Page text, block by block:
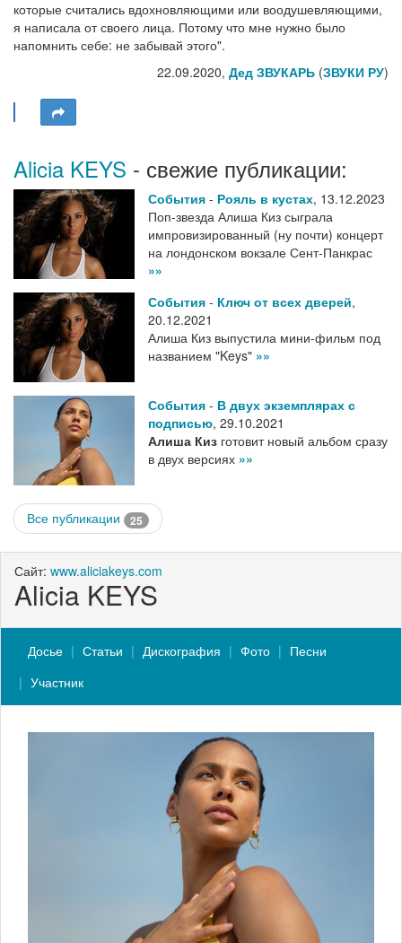
которые считались вдохновляющими или воодушевляющими,
я написала от своего лица. Потому что мне нужно было
напомнить себе: не забывай этого".
22.09.2020, Дед ЗВУКАРЬ (ЗВУКИ РУ)
Alicia KEYS - свежие публикации:
События - Рояль в кустах, 13.12.2023
Поп-звезда Алиша Киз сыграла
импровизированный (ну почти) концерт
на лондонском вокзале Сент-Панкрас
»»
События - Ключ от всех дверей,
20.12.2021
Алиша Киз выпустила мини-фильм под
названием "Keys" »»
События - В двух экземплярах с
подписью, 29.10.2021
Алиша Киз готовит новый альбом сразу
в двух версиях »»
Все публикации 25
Сайт: www.aliciakeys.com
Alicia KEYS
Досье Статьи Дискография Фото
Песни
Участник